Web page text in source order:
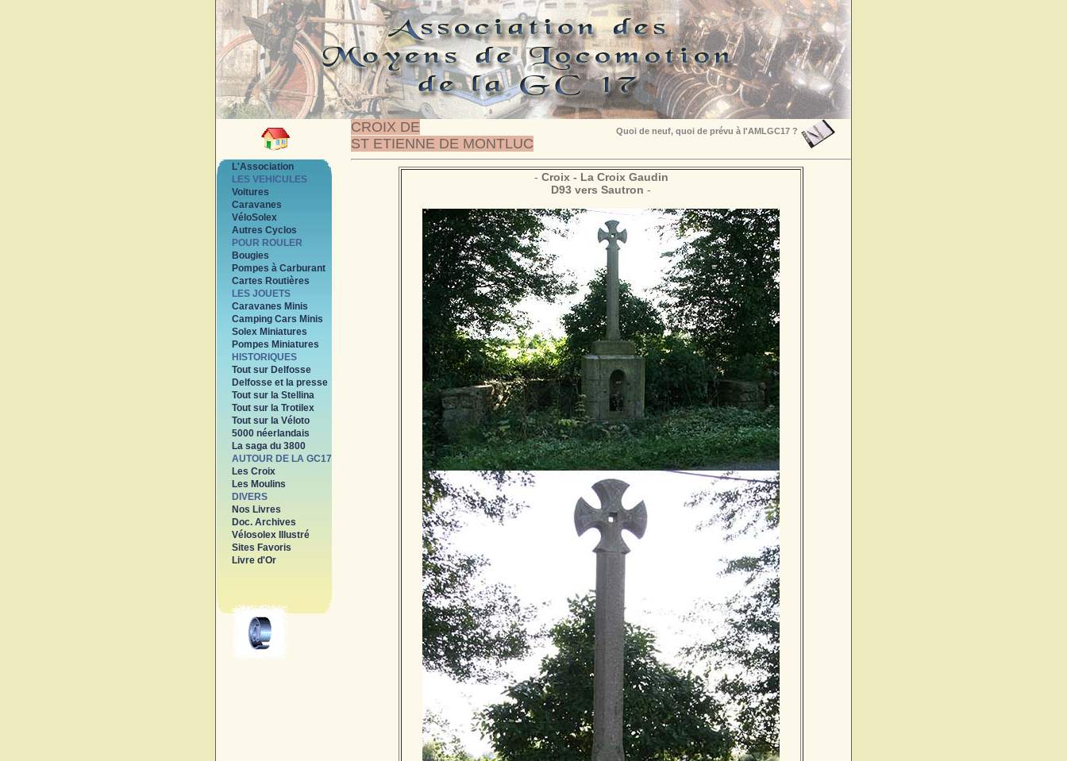
CROIX DE
ST ETIENNE DE MONTLUC
Quoi de neuf, quoi de prévu à l'AMLGC17 ?
L'Association
LES VEHICULES
Voitures
Caravanes
VéloSolex
Autres Cyclos
POUR ROULER
Bougies
Pompes à Carburant
Cartes Routières
LES JOUETS
Caravanes Minis
Camping Cars Minis
Solex Miniatures
Pompes Miniatures
HISTORIQUES
Tout sur Delfosse
Delfosse et la presse
Tout sur la Stellina
Tout sur la Trotilex
Tout sur la Véloto
5000 néerlandais
La saga du 3800
AUTOUR DE LA GC17
Les Croix
Les Moulins
DIVERS
Nos Livres
Doc. Archives
Vélosolex Illustré
Sites Favoris
Livre d'Or
- Croix - La Croix Gaudin
D93 vers Sautron -